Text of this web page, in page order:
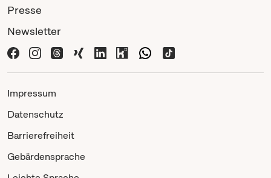
Presse
Newsletter
Impressum
Datenschutz
Barrierefreiheit
Gebärdensprache